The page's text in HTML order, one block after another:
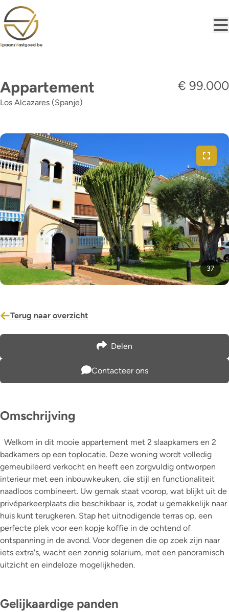
Ga naar hoofdinhoud
Appartement
Los Alcazares (Spanje)
€ 99.000
37
Terug naar overzicht
Delen
Contacteer ons
Omschrijving
Welkom in dit mooie appartement met 2 slaapkamers en 2
badkamers op een toplocatie. Deze woning wordt volledig
gemeubileerd verkocht en heeft een zorgvuldig ontworpen
interieur met een inbouwkeuken, die stijl en functionaliteit
naadloos combineert. Uw gemak staat voorop, wat blijkt uit de
privéparkeerplaats die beschikbaar is, zodat u gemakkelijk naar
huis kunt terugkeren. Stap het uitnodigende terras op, een
perfecte plek voor een kopje koffie in de ochtend of
ontspanning in de avond. Voor degenen die op zoek zijn naar
iets extra's, wacht een zonnig solarium, met een panoramisch
uitzicht en eindeloze mogelijkheden.
Gelijkaardige panden